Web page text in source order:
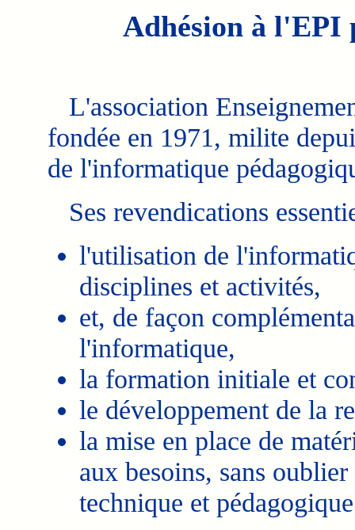
Adhésion à l'EPI
L'association
fondée en 1971, milite
de l'informatique
Ses revendications
l'utilisation de
disciplines et activités,
et, de façon
l'informatique,
la formation initiale et
le développement de la
la mise en place de
aux besoins, sans
technique et